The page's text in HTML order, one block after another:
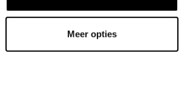
Meer opties
/10 -